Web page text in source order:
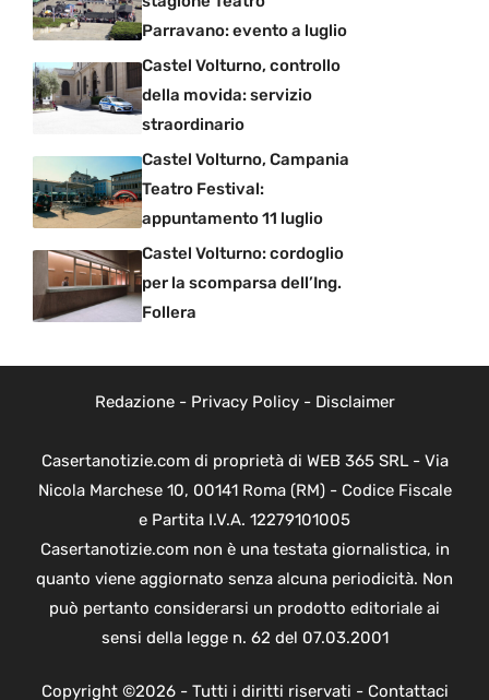
Parravano: evento a luglio
Castel Volturno, controllo
della movida: servizio
straordinario
Castel Volturno, Campania
Teatro Festival:
appuntamento 11 luglio
Castel Volturno: cordoglio
per la scomparsa dell’Ing.
Follera
Redazione- Privacy Policy- Disclaimer
Casertanotizie.com di proprietà di WEB 365 SRL - Via
Nicola Marchese 10, 00141 Roma (RM) - Codice Fiscale
e Partita I.V.A. 12279101005
Casertanotizie.com non è una testata giornalistica, in
quanto viene aggiornato senza alcuna periodicità. Non
può pertanto considerarsi un prodotto editoriale ai
sensi della legge n. 62 del 07.03.2001
Copyright ©2026 - Tutti i diritti riservati - Contattaci